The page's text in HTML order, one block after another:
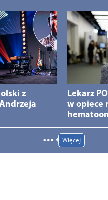
z
Lekarz
w opiece
Więcej